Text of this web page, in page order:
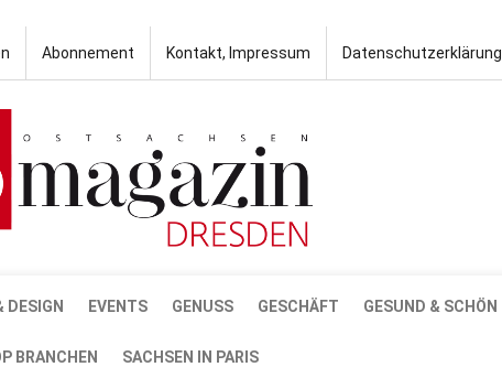
Abonnement Kontakt, Impressum Datenschutzerklärung
DESIGN EVENTS GENUSS GESCHÄFT GESUND & SCHÖN
BRANCHEN SACHSEN IN PARIS